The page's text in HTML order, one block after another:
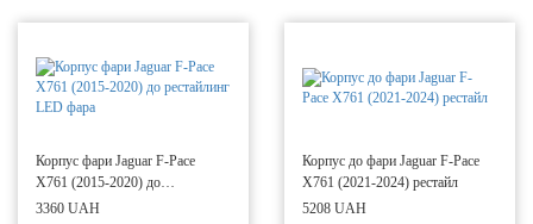
Корпус фари Jaguar F-Pace
X761 (2015-2020) до
рестайлинг LED фара
3360 UAH
Корпус до фари Jaguar F-Pace
X761 (2021-2024) рестайл
5208 UAH